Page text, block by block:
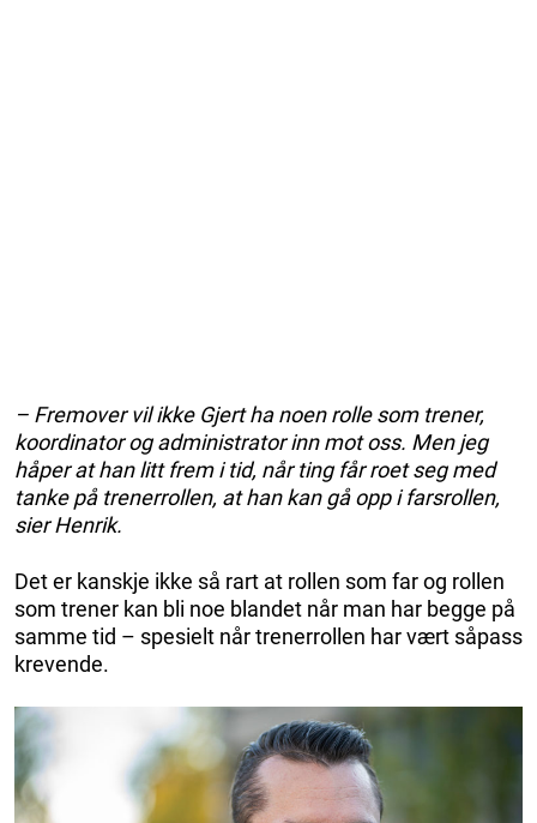
– Fremover vil ikke Gjert ha noen rolle som trener,
koordinator og administrator inn mot oss. Men jeg
håper at han litt frem i tid, når ting får roet seg med
tanke på trenerrollen, at han kan gå opp i farsrollen,
sier Henrik.
Det er kanskje ikke så rart at rollen som far og rollen
som trener kan bli noe blandet når man har begge på
samme tid – spesielt når trenerrollen har vært såpass
krevende.